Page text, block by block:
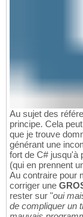
Au sujet des
principe. Cela
que je trouve
générant une
fort de C# jusqu'à
(qui en prennent
Au contraire pour
corriger une
rester sur "oui
de compliquer un